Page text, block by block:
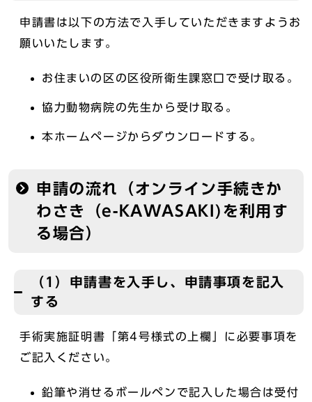
申請書は以下の方法で入手していただきますようお
願いいたします。
お住まいの区の区役所衛生課窓口で受け取る。
協力動物病院の先生から受け取る。
本ホームページからダウンロードする。
申請の流れ（オンライン手続きか
わさき（e-KAWASAKI)を利用す
る場合）
（1）申請書を入手し、申請事項を記入
する
手術実施証明書「第4号様式の上欄」に必要事項を
ご記入ください。
鉛筆や消せるボールペンで記入した場合は受付